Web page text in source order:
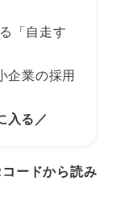
「自走す
企業の採用
入る／
ードから読み